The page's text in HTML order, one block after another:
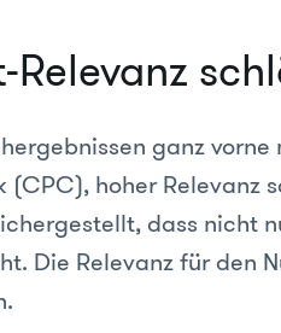
ganz
(CPC), hoher Relevanz
dass nicht
Die Relevanz für den